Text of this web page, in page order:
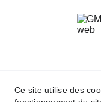
Politique de
Ce site utilise des